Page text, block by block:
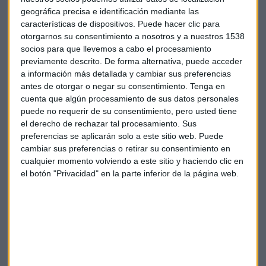
geográfica precisa e identificación mediante las
características de dispositivos. Puede hacer clic para
otorgarnos su consentimiento a nosotros y a nuestros 1538
socios para que llevemos a cabo el procesamiento
previamente descrito. De forma alternativa, puede acceder
a información más detallada y cambiar sus preferencias
antes de otorgar o negar su consentimiento. Tenga en
cuenta que algún procesamiento de sus datos personales
puede no requerir de su consentimiento, pero usted tiene
el derecho de rechazar tal procesamiento. Sus
preferencias se aplicarán solo a este sitio web. Puede
cambiar sus preferencias o retirar su consentimiento en
cualquier momento volviendo a este sitio y haciendo clic en
el botón "Privacidad" en la parte inferior de la página web.
millones de euros, mientras que el margen bruto progresó
un 7,5%, hasta los 6.634 millones de euros, con un aumento
del 17,4% en Renovables y del 15,4% en Redes.
Iberdrola
Suscríbete a nuestros boletines
Te enviaremos las noticias más importantes del día